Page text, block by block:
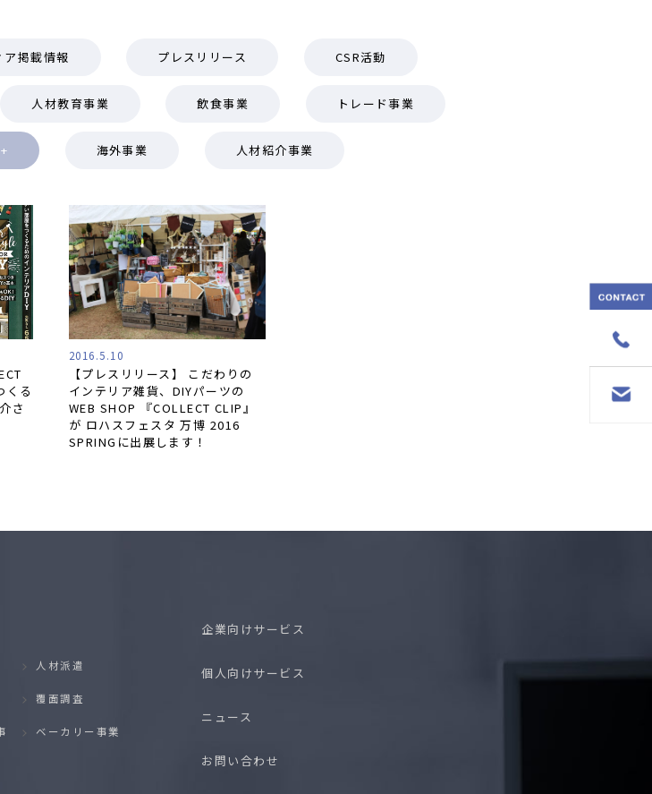
ア掲載情報 プレスリリース CSR活動
人材教育事業 飲食事業 トレード事業
海外事業 人材紹介事業
くる
さ
2016.5.10
【プレスリリース】 こだわりの
インテリア雑貨、DIYパーツの
WEB SHOP 『COLLECT CLIP』
が ロハスフェスタ 万博 2016
SPRINGに出展します！
人材派遣
覆面調査
ベーカリー事業
企業向けサービス
個人向けサービス
ニュース
お問い合わせ